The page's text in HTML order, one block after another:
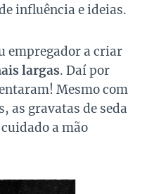
influência e ideias.
empregador a criar
largas. Daí por
Mesmo com
as gravatas de seda
a mão